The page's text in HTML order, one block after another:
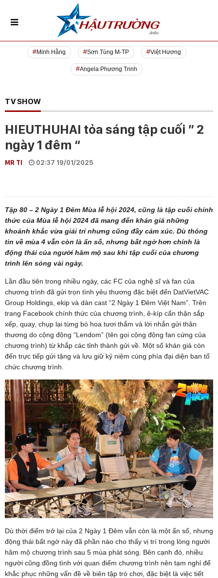
Minh Hằng Sơn Tùng M-TP Việt Hương
Angela Phương Trinh
TV SHOW
HIEUTHUHAI tỏa sáng tập cuối ” 2
ngày 1 đêm “
MR TI 02:37 19/01/2025
Tập 80 – 2 Ngày 1 Đêm Mùa lễ hội 2024, cũng là tập cuối chính
thức của Mùa lễ hội 2024 đã mang đến khán giả những
khoảnh khắc vừa giải trí nhưng cũng đầy cảm xúc. Dù thông
tin về mùa 4 vẫn còn là ẩn số, nhưng bất ngờ hơn chính là
động thái của người hâm mộ sau khi tập cuối của chương
trình lên sóng vài ngày.
Lần đầu tiên trong nhiều ngày, các FC của nghệ sĩ và fan của
chương trình đã gửi trọn tình yêu thương đặc biệt đến DatVietVAC
Group Holdings, ekip và dàn cast “2 Ngày 1 Đêm Việt Nam”. Trên
trang Facebook chính thức của chương trình, ê-kíp cẩn thận sắp
xếp, quay, chụp lại từng bó hoa tươi thắm và lời nhắn gửi thân
thương do cộng động “Lendom” (tên gọi cộng động fan cứng của
chương trình) từ khắp các tỉnh thành gửi về. Một số khán giả còn
đến trực tiếp gửi tặng và lưu giữ kỷ niệm cùng phía đại diện ban tổ
chức chương trình.
Dù thời điểm trở lại của 2 Ngày 1 Đêm vẫn còn là một ẩn số, nhưng
động thái bất ngờ này đã phần nào cho thấy vị trí trong lòng người
hâm mộ chương trình sau 5 mùa phát sóng. Bên cạnh đó, nhiều
người cũng đồng tình với quan điểm chương trình nên tạm nghỉ để
khắc phục những vấn đề về biên tập trò chơi, đặc biệt là việc tiết